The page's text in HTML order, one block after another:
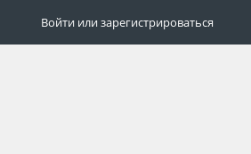
Войти или зарегистрироваться